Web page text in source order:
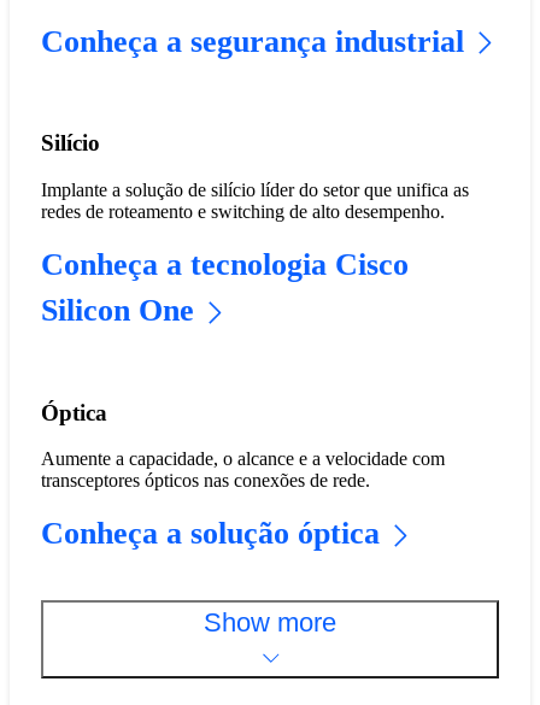
Conheça a segurança industrial
Silício
Implante a solução de silício líder do setor que unifica as
redes de roteamento e switching de alto desempenho.
Conheça a tecnologia Cisco
Silicon One
Óptica
Aumente a capacidade, o alcance e a velocidade com
transceptores ópticos nas conexões de rede.
Conheça a solução óptica
Show more